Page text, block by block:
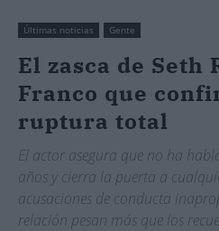
Últimas noticias Gente
El zasca de Seth
Franco que
ruptura total
El actor asegura que no ha
años y cierra la puerta a
acusaciones de conducta
relación pesan más que los